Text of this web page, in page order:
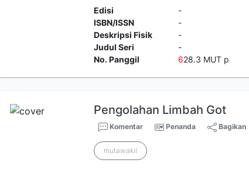
Edisi
-
ISBN/ISSN
-
Deskripsi Fisik
-
Judul Seri
-
No. Panggil
628.3 MUT p
Pengolahan Limbah Got
Komentar Penanda Bagikan
mutawakil